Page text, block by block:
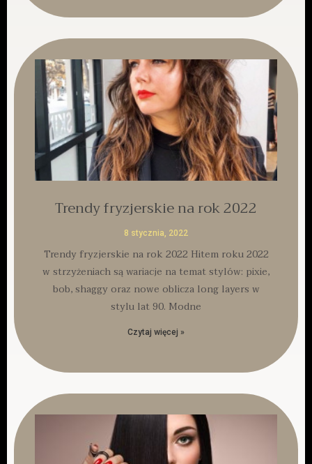
Trendy fryzjerskie na rok 2022
8 stycznia, 2022
Trendy fryzjerskie na rok 2022 Hitem roku 2022
w strzyżeniach są wariacje na temat stylów: pixie,
bob, shaggy oraz nowe oblicza long layers w
stylu lat 90. Modne
Czytaj więcej »